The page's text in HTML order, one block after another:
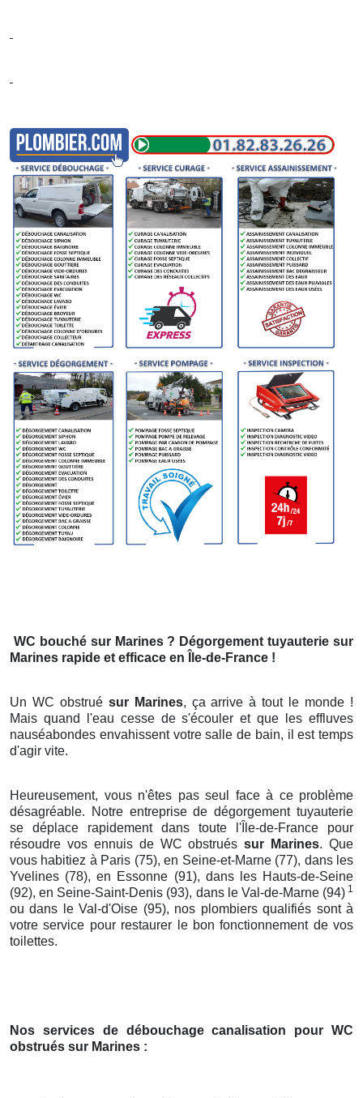
WC bouché sur Marines ? Dégorgement tuyauterie sur
Marines rapide et efficace en Île-de-France !
Un WC obstrué sur Marines, ça arrive à tout le monde !
Mais quand l'eau cesse de s'écouler et que les effluves
nauséabondes envahissent votre salle de bain, il est temps
d'agir vite.
Heureusement, vous n'êtes pas seul face à ce problème
désagréable. Notre entreprise de dégorgement tuyauterie
se déplace rapidement dans toute l'Île-de-France pour
résoudre vos ennuis de WC obstruéssur Marines. Que
vous habitiez à Paris (75), en Seine-et-Marne (77), dans les
Yvelines (78), en Essonne (91), dans les Hauts-de-Seine
(92), en Seine-Saint-Denis (93), dans le Val-de-Marne (94)1
ou dans le Val-d'Oise (95), nos plombiers qualifiés sont à
votre service pour restaurer le bon fonctionnement de vos
toilettes.
Nos services de débouchage canalisation pour WC
obstrués sur Marines :